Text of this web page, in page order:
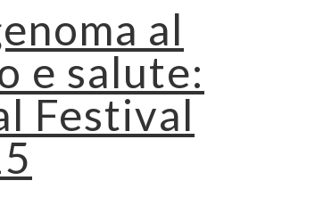
al
e salute:
Festival